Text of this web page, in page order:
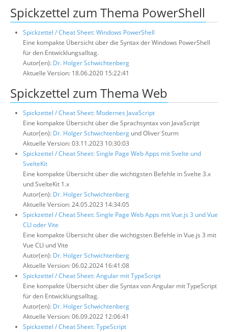
Spickzettel zum Thema PowerShell
Spickzettel / Cheat Sheet: Windows PowerShell
Eine kompakte Übersicht über die Syntax der Windows PowerShell
für den Entwicklungsalltag.
Autor(en): Dr. Holger Schwichtenberg
Aktuelle Version: 18.06.2020 15:22:41
Spickzettel zum Thema Web
Spickzettel / Cheat Sheet: Modernes JavaScript
Eine kompakte Übersicht über die Sprachsyntax von JavaScript
Autor(en): Dr. Holger Schwichtenberg und Oliver Sturm
Aktuelle Version: 03.11.2023 10:30:03
Spickzettel / Cheat Sheet: Single Page Web Apps mit Svelte und
SvelteKit
Eine kompakte Übersicht über die wichtigsten Befehle in Svelte 3.x
und SvelteKit 1.x
Autor(en): Dr. Holger Schwichtenberg
Aktuelle Version: 24.05.2023 14:34:05
Spickzettel / Cheat Sheet: Single Page Web Apps mit Vue.js 3 und Vue
CLI oder Vite
Eine kompakte Übersicht über die wichtigsten Befehle in Vue.js 3 mit
Vue CLI und Vite
Autor(en): Dr. Holger Schwichtenberg
Aktuelle Version: 06.02.2024 16:41:08
Spickzettel / Cheat Sheet: Angular mit TypeScript
Eine kompakte Übersicht über die Syntax von Angular mit TypeScript
für den Entwicklungsalltag.
Autor(en): Dr. Holger Schwichtenberg
Aktuelle Version: 06.09.2022 12:06:41
Spickzettel / Cheat Sheet: TypeScript